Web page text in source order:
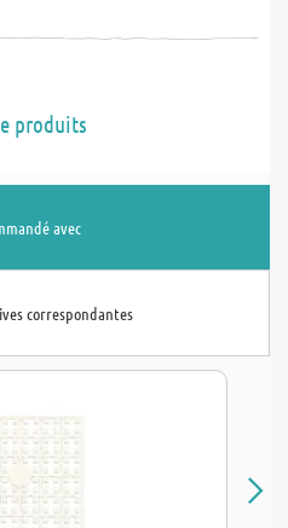
produits
avec
correspondantes